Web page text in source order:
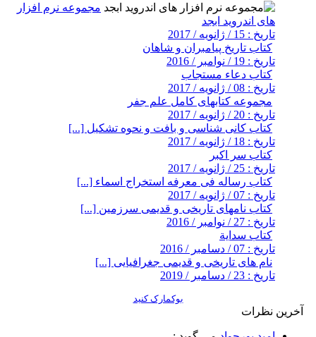
مجموعه نرم افزار
های اندروید ابجد
تاریخ : 15 / ژانویه / 2017
کتاب تاریخ پیامبران و شاهان
تاریخ : 19 / نوامبر / 2016
کتاب دعاء مستجاب
تاریخ : 08 / ژانویه / 2017
مجموعه کتابهای کامل علم جفر
تاریخ : 20 / ژانویه / 2017
کتاب کانی شناسی و بافت و نحوه تشکیل [...]
تاریخ : 18 / ژانویه / 2017
کتاب سر اکبر
تاریخ : 25 / ژانویه / 2017
کتاب رساله فی معرفه استخراج اسماء [...]
تاریخ : 07 / ژانویه / 2017
کتاب نامهای تاریخی و قدیمی سرزمین [...]
تاریخ : 27 / نوامبر / 2016
کتاب سداية
تاریخ : 07 / دسامبر / 2016
نام های تاریخی و قدیمی جغرافیایی [...]
تاریخ : 23 / دسامبر / 2019
بوکمارک کنید
آخرین نظرات